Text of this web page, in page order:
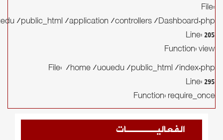
File:
public_html/application/controllers/Dashboard.php
Line: 205
Function: view
File: /home/uouedu/public_html/index.php
Line: 295
Function: require_once
الفعاليـــــات